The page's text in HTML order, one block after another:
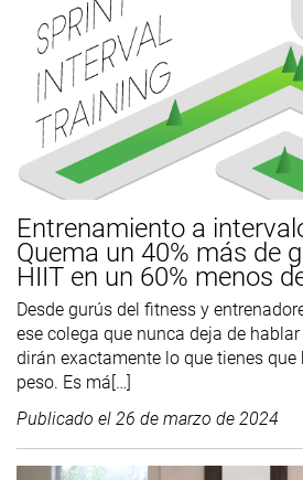
Entrenamiento a
Quema un 40% más de
HIIT en un 60% menos
Desde gurús del fitness y
ese colega que nunca deja de
dirán exactamente lo que tienes que
peso. Es má[…]
Publicado el 26 de marzo de 2024